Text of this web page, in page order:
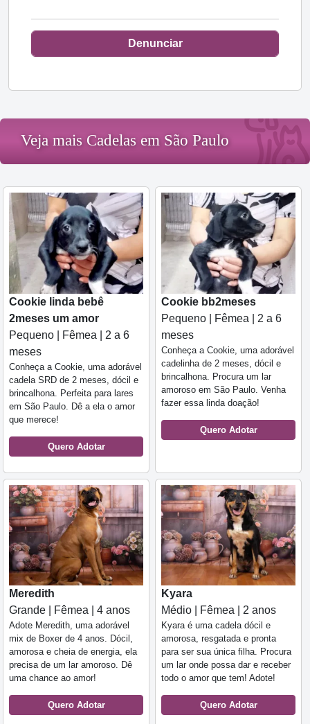
Denunciar
Veja mais Cadelas em São Paulo
Cookie linda bebê
2meses um amor
Pequeno | Fêmea | 2 a 6
meses
Conheça a Cookie, uma adorável
cadela SRD de 2 meses, dócil e
brincalhona. Perfeita para lares
em São Paulo. Dê a ela o amor
que merece!
Quero Adotar
Cookie bb2meses
Pequeno | Fêmea | 2 a 6
meses
Conheça a Cookie, uma adorável
cadelinha de 2 meses, dócil e
brincalhona. Procura um lar
amoroso em São Paulo. Venha
fazer essa linda doação!
Quero Adotar
Meredith
Grande | Fêmea | 4 anos
Adote Meredith, uma adorável
mix de Boxer de 4 anos. Dócil,
amorosa e cheia de energia, ela
precisa de um lar amoroso. Dê
uma chance ao amor!
Quero Adotar
Kyara
Médio | Fêmea | 2 anos
Kyara é uma cadela dócil e
amorosa, resgatada e pronta
para ser sua única filha. Procura
um lar onde possa dar e receber
todo o amor que tem! Adote!
Quero Adotar